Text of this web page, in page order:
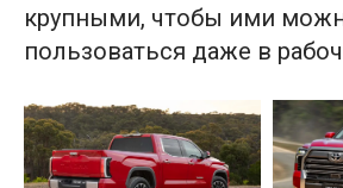
крупными, чтобы ими
пользоваться даже в